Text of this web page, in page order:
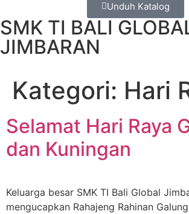
Unduh Katalog
SMK TI BALI
JIMBARAN
Kategori: Hari
Selamat Hari Raya
dan Kuningan
Keluarga besar SMK TI Bali Global
mengucapkan Rahajeng Rahinan